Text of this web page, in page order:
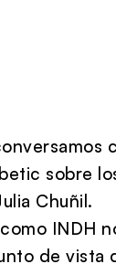
sobre
Chuñil.
INDH
de vista